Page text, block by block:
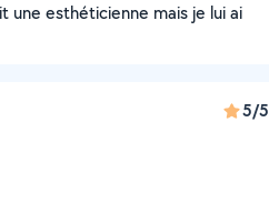
une esthéticienne mais je lui ai
5/5